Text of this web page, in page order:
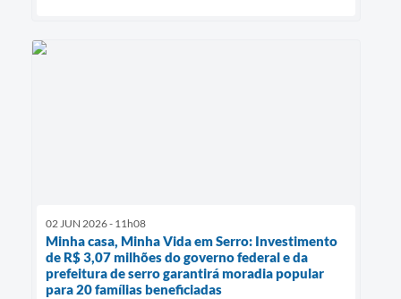
02 JUN 2026 - 11h08
Minha casa, Minha Vida em Serro: Investimento
de R$ 3,07 milhões do governo federal e da
prefeitura de serro garantirá moradia popular
para 20 famílias beneficiadas